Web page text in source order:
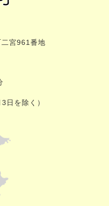
宮961番地
日を除く）